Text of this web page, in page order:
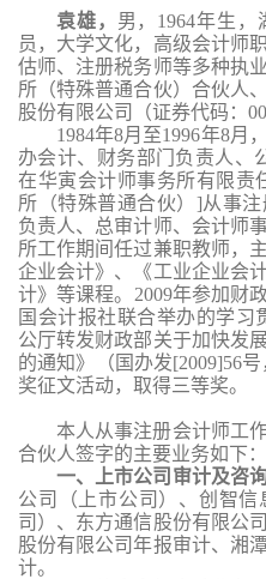
袁雄， 男， 1964年生
员，大学文化，高级会计师
估师、注册税务师等多种执
所（特殊普通合伙）合伙人
股份有限公司（证券代码：
1984年8月至1996年8月
办会计、财务部门负责人、
在华寅会计师事务所有限责
所（特殊普通合伙）]从事
负责人、总审计师、会计师
所工作期间任过兼职教师，
企业会计》、《工业企业会
计》等课程。2009年参加财
国会计报社联合举办的学习
公厅转发财政部关于加快发
的通知》（国办发[2009]56
奖征文活动，取得三等奖。
本人从事注册会计师工
合伙人签字的主要业务如下：
一、上市公司审计及咨
公司（上市公司）、创智
司）、东方通信股份有限公
股份有限公司年报审计、湘
计。